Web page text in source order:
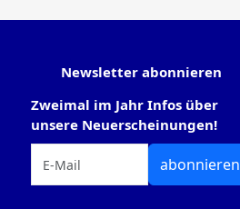
Newsletter abonnieren
Zweimal im Jahr Infos über
unsere Neuerscheinungen!
abonnieren